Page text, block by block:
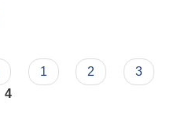
1 2
3
4